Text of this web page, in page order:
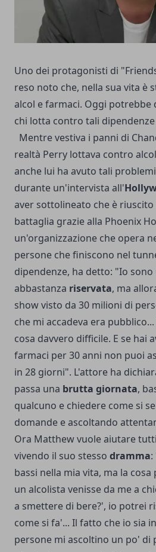
Uno dei protagonisti di
reso noto che, nella sua vita è
alcol e farmaci. Oggi potrebbe
chi lotta contro tali dipendenze
Mentre vestiva i panni di
realtà Perry lottava contro
anche lui ha avuto tali
durante un'intervista all'
aver sottolineato che è riuscito
battaglia grazie alla Phoenix
un'organizzazione che opera
persone che finiscono nel
dipendenze, ha detto: "Io
abbastanza riservata, ma
show visto da 30 milioni di
che mi accadeva era
cosa davvero difficile. E se hai
farmaci per 30 anni non puoi
in 28 giorni". L'attore ha
passa una brutta giornata,
qualcuno e chiedere come si
domande e ascoltando
Ora Matthew vuole aiutare
vivendo il suo stesso dramma
bassi nella mia vita, ma la
un alcolista venisse da me a
a smettere di bere?', io potrei
come si fa'... Il fatto che io sia
persone mi ascoltino un po' di